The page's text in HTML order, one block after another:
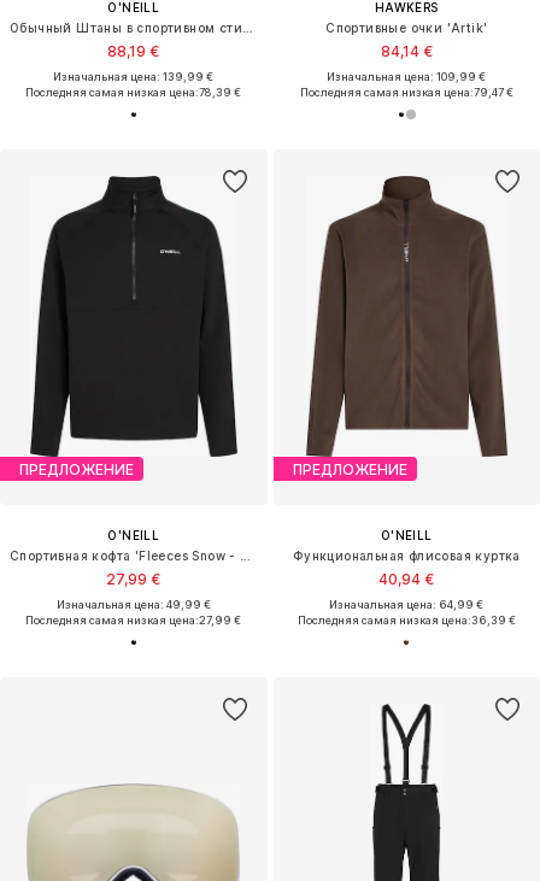
O'NEILL
88,19 €
Изначальная цена: 139,99 €
Последняя самая низкая цена:78,39 €
HAWKERS
Спортивные очки 'Artik'
84,14 €
Изначальная цена: 109,99 €
Последняя самая низкая цена:79,47 €
ПРЕДЛОЖЕНИЕ
O'NEILL
27,99 €
Изначальная цена: 49,99 €
Последняя самая низкая цена:27,99 €
ПРЕДЛОЖЕНИЕ
O'NEILL
Функциональная флисовая куртка
40,94 €
Изначальная цена: 64,99 €
Последняя самая низкая цена:36,39 €